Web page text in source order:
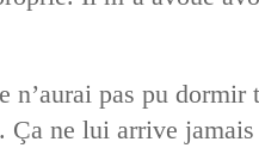
pas pu dormir
Ça ne lui arrive